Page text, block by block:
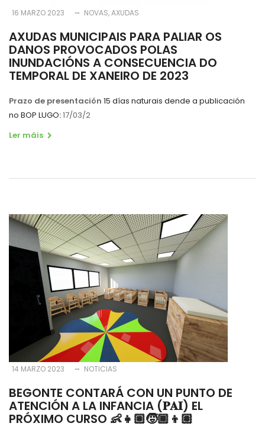
16 MARZO 2023 NOVAS AXUDAS
AXUDAS MUNICIPAIS PARA PALIAR OS
DANOS PROVOCADOS POLAS
INUNDACIÓNS A CONSECUENCIA DO
TEMPORAL DE XANEIRO DE 2023
Prazo de presentación 15 días naturais dende a publicación
no BOP LUGO:17/03/2
Ler máis
14 MARZO 2023 NOTICIAS
BEGONTE CONTARÁ CON UN PUNTO DE
ATENCIÓN A LA INFANCIA (𝐏𝐀𝐈) EL
PRÓXIMO CURSO 👶👧🏼🧒🏾👦🏽